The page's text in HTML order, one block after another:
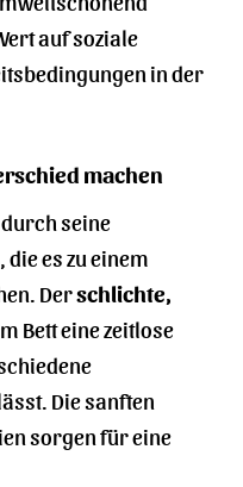
auf soziale
in der
machen
durch seine
es zu einem
Derschlichte,
Bett eine zeitlose
Die sanften
sorgen für eine